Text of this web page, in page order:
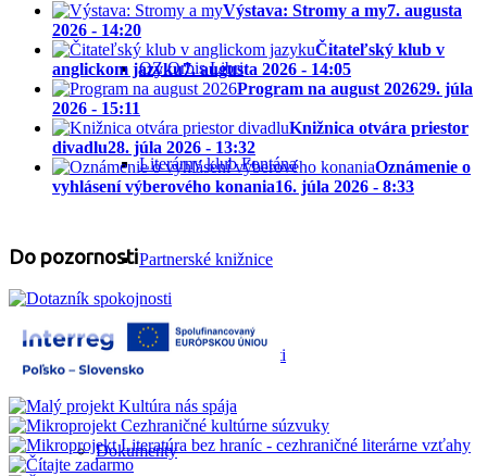
OZ Orbis Libri
Literárny klub Fontána
Partnerské knižnice
Prieskum spokojnosti
Dokumenty
Výstava: Stromy a my7. augusta
2026 - 14:20
Čitateľský klub v
anglickom jazyku7. augusta 2026 - 14:05
Program na august 202629. júla
2026 - 15:11
Knižnica otvára priestor
divadlu28. júla 2026 - 13:32
Oznámenie o
vyhlásení výberového konania16. júla 2026 - 8:33
Do pozornosti